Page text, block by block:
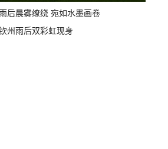
后晨雾缭绕 宛如水墨画卷
州雨后双彩虹现身